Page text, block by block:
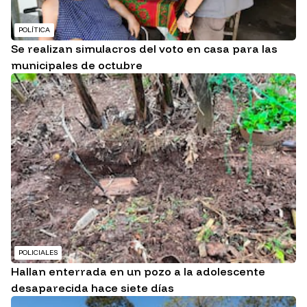
POLÍTICA
Se realizan simulacros del voto en casa para las
municipales de octubre
POLICIALES
Hallan enterrada en un pozo a la adolescente
desaparecida hace siete días